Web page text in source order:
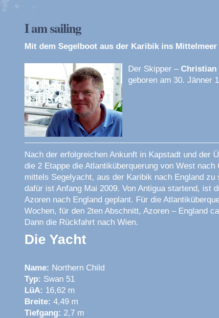
I am sailing
Mit dem Segelboot aus der Karibik ins Mittelmeer
Der Skipper – Christian
geboren am 30. Jänner
Nach der erfolgreichen Ankunft in Kapstadt und der
die 2 Etappe die Atlantiküberquerung von West
mittels Segelyacht, aus der Karibik nach England zu
dafür ist Anfang Mai 2009. Von Antigua startend, ist
Azoren nach England geplant. Für die
Wochen, für den 2ten Abschnitt, Azoren – England
Dann die Rückfahrt nach Wien.
Die Yacht
Name: Northern Child
Typ: Swan 51
LüA: 16,62 m
Breite: 4,49 m
Tiefgang: 2,7 m